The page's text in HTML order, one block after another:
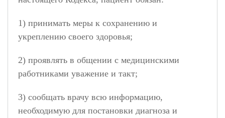
1) принимать меры к сохранению и
укреплению своего здоровья;
2) проявлять в общении с медицинскими
работниками уважение и такт;
3) сообщать врачу всю информацию,
необходимую для постановки диагноза и